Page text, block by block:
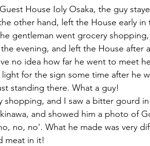
House Ioly Osaka, the guy
other hand, left the House early in
gentleman went grocery
evening, and left the House after
no idea how far he went to meet
for the sign some time after he
standing there. What a guy!
shopping, and I saw a bitter gourd
and showed him a photo of
no, no'. What he made was very
meat in it!